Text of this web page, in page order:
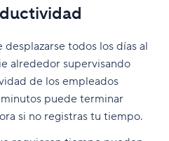
todos los días al
alrededor supervisando
de los empleados
puede terminar
si no registras tu tiempo.